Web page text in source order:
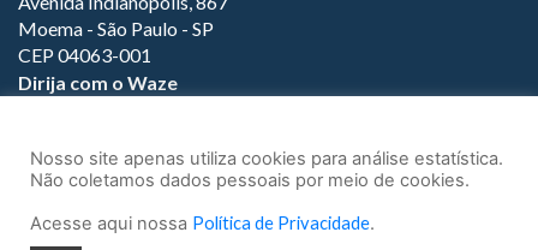
Moema - São Paulo - SP
CEP 04063-001
Dirija com o Waze
(11) 3147-1800
Nosso site apenas utiliza cookies para análise estatística.
Não coletamos dados pessoais por meio de cookies.
Acesse aqui nossa Política de Privacidade.